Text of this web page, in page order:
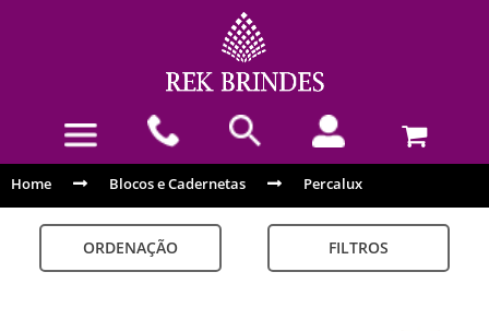
Home Blocos e Cadernetas Percalux
ORDENAÇÃO FILTROS